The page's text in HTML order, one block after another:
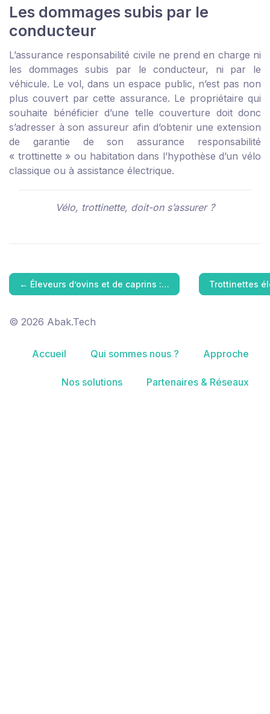
Les dommages subis par le
conducteur
L’assurance responsabilité civile ne prend en charge ni
les dommages subis par le conducteur, ni par le
véhicule. Le vol, dans un espace public, n’est pas non
plus couvert par cette assurance. Le propriétaire qui
souhaite bénéficier d’une telle couverture doit donc
s’adresser à son assureur afin d’obtenir une extension
de garantie de son assurance responsabilité
« trottinette » ou habitation dans l’hypothèse d’un vélo
classique ou à assistance électrique.
Vélo, trottinette, doit-on s’assurer ?
← Éleveurs d’ovins et de caprins :… Trottinettes
© 2026 Abak.Tech
Accueil Qui sommes nous ? Approche
Nos solutions Partenaires & Réseaux